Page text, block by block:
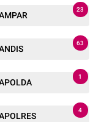
23
63
1
4